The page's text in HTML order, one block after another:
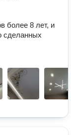
более 8 лет, и
сделанных